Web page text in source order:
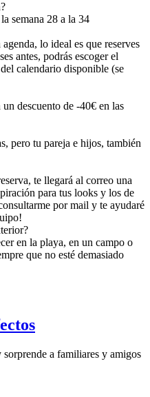
semana 28 a la 34
lo ideal es que reserves
antes, podrás escoger el
calendario disponible (se
descuento de -40€ en las
pero tu pareja e hijos, también
te llegará al correo una
para tus looks y los de
por mail y te ayudaré
en la playa, en un campo o
que no esté demasiado
sorprende a familiares y amigos